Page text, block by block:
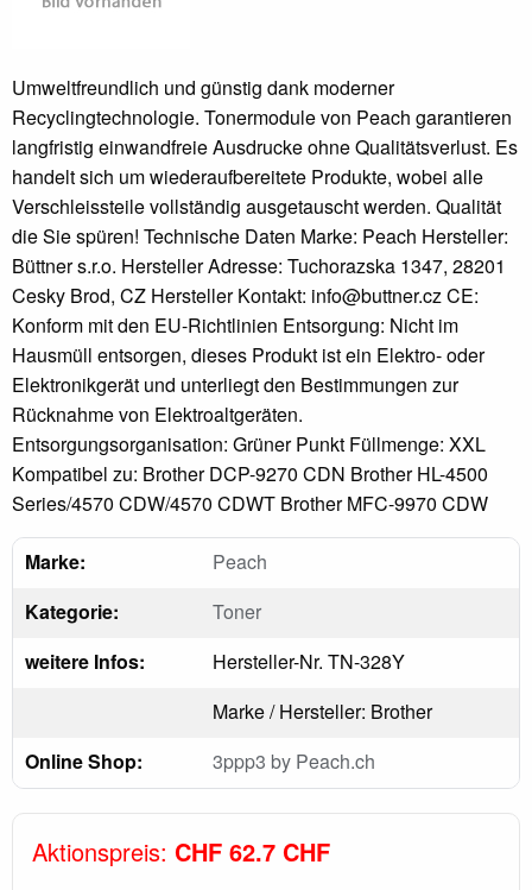
Umweltfreundlich und günstig dank moderner
Recyclingtechnologie. Tonermodule von Peach garantieren
langfristig einwandfreie Ausdrucke ohne Qualitätsverlust. Es
handelt sich um wiederaufbereitete Produkte, wobei alle
Verschleissteile vollständig ausgetauscht werden. Qualität
die Sie spüren! Technische Daten Marke: Peach Hersteller:
Büttner s.r.o. Hersteller Adresse: Tuchorazska 1347, 28201
Cesky Brod, CZ Hersteller Kontakt: info@buttner.cz CE:
Konform mit den EU-Richtlinien Entsorgung: Nicht im
Hausmüll entsorgen, dieses Produkt ist ein Elektro- oder
Elektronikgerät und unterliegt den Bestimmungen zur
Rücknahme von Elektroaltgeräten.
Entsorgungsorganisation: Grüner Punkt Füllmenge: XXL
Kompatibel zu: Brother DCP-9270 CDN Brother HL-4500
Series/4570 CDW/4570 CDWT Brother MFC-9970 CDW
Marke:
Peach
Kategorie:
Toner
weitere Infos:
Hersteller-Nr. TN-328Y
Marke / Hersteller: Brother
Online Shop:
3ppp3 by Peach.ch
Aktionspreis: CHF 62.7 CHF